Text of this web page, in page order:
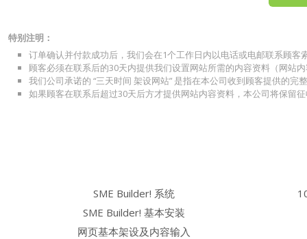
特别注明：
订单确认并付款成功后，我们会在1个工作日内以电话或电邮联系顾客
顾客必须在联系后的30天内提供我们设置网站所需的内容资料（网站
我们公司承诺的 “三天时间 架设网站” 是指在本公司收到顾客提供的
如果顾客在联系后超过30天后方才提供网站内容资料，本公司将保留
SME Builder! 系统
SME Builder! 基本安装
网页基本架设及内容输入